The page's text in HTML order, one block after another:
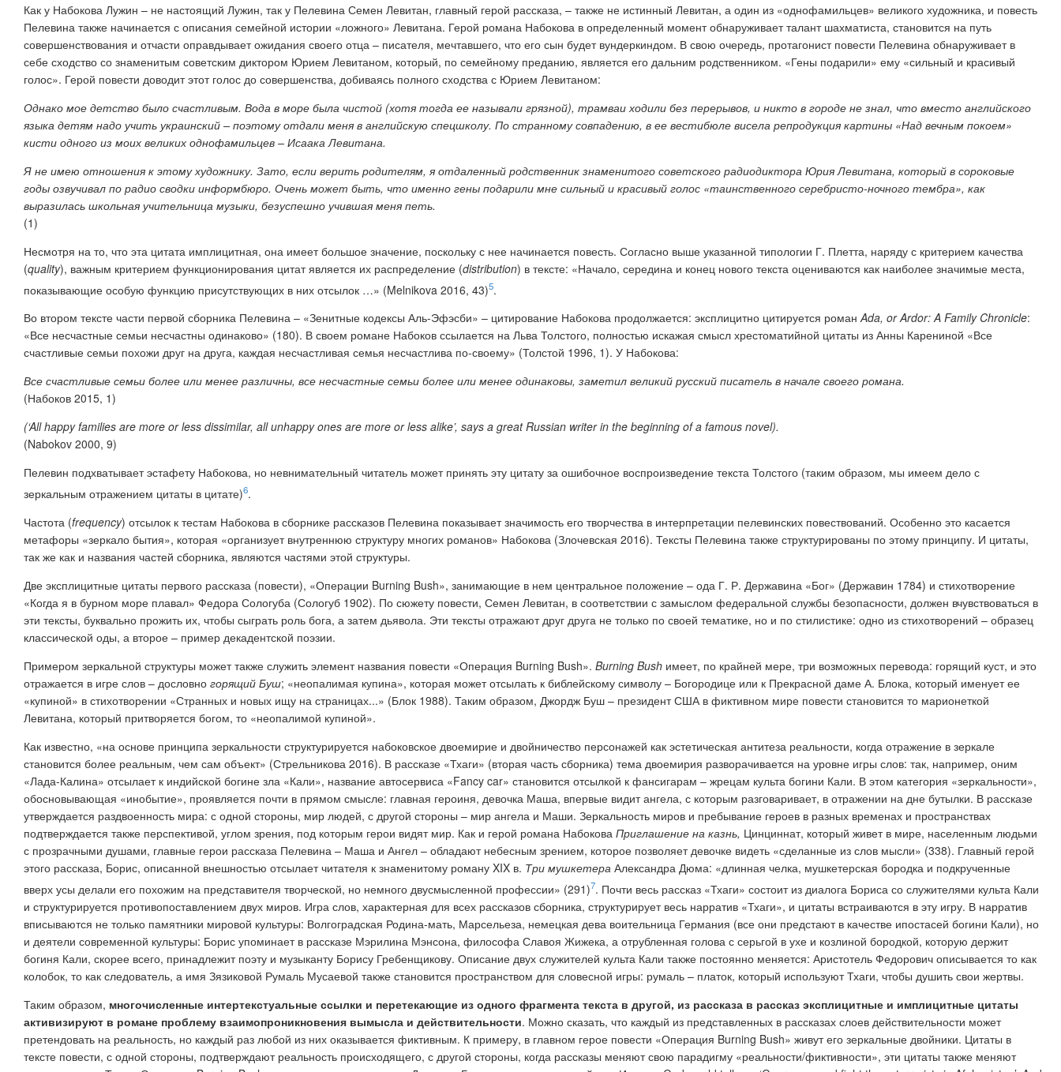
Как у Набокова Лужин – не настоящий Лужин, так у Пелевина Семен Левитан, главный герой рассказа, – также не истинный Левитан, а один из «однофамильцев» великого художника, и повесть
Пелевина также начинается с описания семейной истории «ложного» Левитана. Герой романа Набокова в определенный момент обнаруживает талант шахматиста, становится на путь
совершенствования и отчасти оправдывает ожидания своего отца – писателя, мечтавшего, что его сын будет вундеркиндом. В свою очередь, протагонист повести Пелевина обнаруживает в
себе сходство со знаменитым советским диктором Юрием Левитаном, который, по семейному преданию, является его дальним родственником. «Гены подарили» ему «сильный и красивый
голос». Герой повести доводит этот голос до совершенства, добиваясь полного сходства с Юрием Левитаном:
Однако мое детство было счастливым. Вода в море была чистой (хотя тогда ее называли грязной), трамваи ходили без перерывов, и никто в городе не знал, что вместо английского
языка детям надо учить украинский – поэтому отдали меня в английскую спецшколу. По странному совпадению, в ее вестибюле висела репродукция картины «Над вечным покоем»
кисти одного из моих великих однофамильцев – Исаака Левитана.
Я не имею отношения к этому художнику. Зато, если верить родителям, я отдаленный родственник знаменитого советского радиодиктора Юрия Левитана, который в сороковые
годы озвучивал по радио сводки информбюро. Очень может быть, что именно гены подарили мне сильный и красивый голос «таинственного серебристо-ночного тембра», как
выразилась школьная учительница музыки, безуспешно учившая меня петь.
(1)
Несмотря на то, что эта цитата имплицитная, она имеет большое значение, поскольку с нее начинается повесть. Согласно выше указанной типологии Г. Плетта, наряду с критерием качества
(quality), важным критерием функционирования цитат является их распределение (distribution) в тексте: «Начало, середина и конец нового текста оцениваются как наиболее значимые места,
показывающие особую функцию присутствующих в них отсылок …» (Melnikova 2016, 43)5.
Во втором тексте части первой сборника Пелевина – «Зенитные кодексы Аль-Эфэсби» – цитирование Набокова продолжается: эксплицитно цитируется романAda, or Ardor: A Family Chronicle:
«Все несчастные семьи несчастны одинаково» (180). В своем романе Набоков ссылается на Льва Толстого, полностью искажая смысл хрестоматийной цитаты из Анны Карениной «Все
счастливые семьи похожи друг на друга, каждая несчастливая семья несчастлива по-своему» (Толстой 1996, 1). У Набокова:
Все счастливые семьи более или менее различны, все несчастные семьи более или менее одинаковы, заметил великий русский писатель в начале своего романа.
(Набоков 2015, 1)
(‘All happy families are more or less dissimilar, all unhappy ones are more or less alike’, says a great Russian writer in the beginning of a famous novel).
(Nabokov 2000, 9)
Пелевин подхватывает эстафету Набокова, но невнимательный читатель может принять эту цитату за ошибочное воспроизведение текста Толстого (таким образом, мы имеем дело с
зеркальным отражением цитаты в цитате)6.
Частота (frequency) отсылок к тестам Набокова в сборнике рассказов Пелевина показывает значимость его творчества в интерпретации пелевинских повествований. Особенно это касается
метафоры «зеркало бытия», которая «организует внутреннюю структуру многих романов» Набокова (Злочевская 2016). Тексты Пелевина также структурированы по этому принципу. И цитаты,
так же как и названия частей сборника, являются частями этой структуры.
Две эксплицитные цитаты первого рассказа (повести), «Операции Burning Bush», занимающие в нем центральное положение – ода Г. Р. Державина «Бог» (Державин 1784) и стихотворение
«Когда я в бурном море плавал» Федора Сологуба (Сологуб 1902). По сюжету повести, Семен Левитан, в соответствии с замыслом федеральной службы безопасности, должен вчувствоваться в
эти тексты, буквально прожить их, чтобы сыграть роль бога, а затем дьявола. Эти тексты отражают друг друга не только по своей тематике, но и по стилистике: одно из стихотворений – образец
классической оды, а второе – пример декадентской поэзии.
Примером зеркальной структуры может также служить элемент названия повести «Операция Burning Bush». Burning Bush имеет, по крайней мере, три возможных перевода: горящий куст, и это
отражается в игре слов – дословно горящий Буш; «неопалимая купина», которая может отсылать к библейскому символу – Богородице или к Прекрасной даме А. Блока, который именует ее
«купиной» в стихотворении «Странных и новых ищу на страницах...» (Блок 1988). Таким образом, Джордж Буш – президент США в фиктивном мире повести становится то марионеткой
Левитана, который притворяется богом, то «неопалимой купиной».
Как известно, «на основе принципа зеркальности структурируется набоковское двоемирие и двойничество персонажей как эстетическая антитеза реальности, когда отражение в зеркале
становится более реальным, чем сам объект» (Стрельникова 2016). В рассказе «Тхаги» (вторая часть сборника) тема двоемирия разворачивается на уровне игры слов: так, например, оним
«Лада-Калина» отсылает к индийской богине зла «Кали», название автосервиса «Fancy car» становится отсылкой к фансигарам – жрецам культа богини Кали. В этом категория «зеркальности»,
обосновывающая «инобытие», проявляется почти в прямом смысле: главная героиня, девочка Маша, впервые видит ангела, с которым разговаривает, в отражении на дне бутылки. В рассказе
утверждается раздвоенность мира: с одной стороны, мир людей, с другой стороны – мир ангела и Маши. Зеркальность миров и пребывание героев в разных временах и пространствах
подтверждается также перспективой, углом зрения, под которым герои видят мир. Как и герой романа Набокова Приглашение на казнь, Цинциннат, который живет в мире, населенным людьми
с прозрачными душами, главные герои рассказа Пелевина – Маша и Ангел – обладают небесным зрением, которое позволяет девочке видеть «сделанные из слов мысли» (338). Главный герой
этого рассказа, Борис, описанной внешностью отсылает читателя к знаменитому роману XIX в. Три мушкетера Александра Дюма: «длинная челка, мушкетерская бородка и подкрученные
вверх усы делали его похожим на представителя творческой, но немного двусмысленной профессии» (291)7. Почти весь рассказ «Тхаги» состоит из диалога Бориса со служителями культа Кали
и структурируется противопоставлением двух миров. Игра слов, характерная для всех рассказов сборника, структурирует весь нарратив «Тхаги», и цитаты встраиваются в эту игру. В нарратив
вписываются не только памятники мировой культуры: Волгоградская Родина-мать, Марсельеза, немецкая дева воительница Германия (все они предстают в качестве ипостасей богини Кали), но
и деятели современной культуры: Борис упоминает в рассказе Мэрилина Мэнсона, философа Славоя Жижека, а отрубленная голова с серьгой в ухе и козлиной бородкой, которую держит
богиня Кали, скорее всего, принадлежит поэту и музыканту Борису Гребенщикову. Описание двух служителей культа Кали также постоянно меняется: Аристотель Федорович описывается то как
колобок, то как следователь, а имя Зязиковой Румаль Мусаевой также становится пространством для словесной игры: румаль – платок, который используют Тхаги, чтобы душить свои жертвы.
Таким образом, многочисленные интертекстуальные ссылки и перетекающие из одного фрагмента текста в другой, из рассказа в рассказ эксплицитные и имплицитные цитаты
активизируют в романе проблему взаимопроникновения вымысла и действительности. Можно сказать, что каждый из представленных в рассказах слоев действительности может
претендовать на реальность, но каждый раз любой из них оказывается фиктивным. К примеру, в главном герое повести «Операция Burning Bush» живут его зеркальные двойники. Цитаты в
тексте повести, с одной стороны, подтверждают реальность происходящего, с другой стороны, когда рассказы меняют свою парадигму «реальности/фиктивности», эти цитаты также меняют